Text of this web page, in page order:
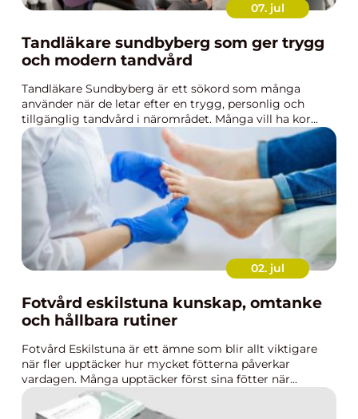
07. jul
Tandläkare sundbyberg som ger trygg
och modern tandvård
Tandläkare Sundbyberg är ett sökord som många
använder när de letar efter en trygg, personlig och
tillgänglig tandvård i närområdet. Många vill ha kor...
02. jul
Fotvård eskilstuna kunskap, omtanke
och hållbara rutiner
Fotvård Eskilstuna är ett ämne som blir allt viktigare
när fler upptäcker hur mycket fötterna påverkar
vardagen. Många upptäcker först sina fötter när...